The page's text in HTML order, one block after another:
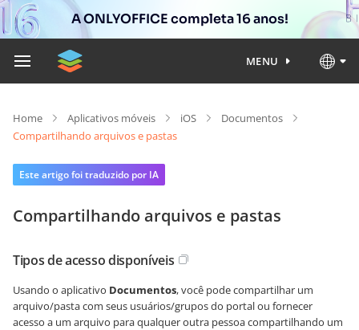
A ONLYOFFICE completa 16 anos!
MENU
Home Aplicativos móveis iOS
Documentos
Compartilhando arquivos e pastas
Este artigo foi traduzido por IA
Compartilhando arquivos e pastas
Tipos de acesso disponíveis
Usando o aplicativo Documentos, você pode compartilhar um
arquivo/pasta com seus usuários/grupos do portal ou fornecer
acesso a um arquivo para qualquer outra pessoa compartilhando um